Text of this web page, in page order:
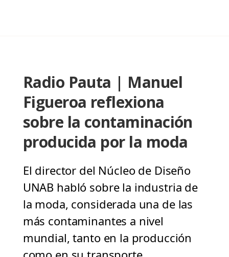
Radio Pauta | Manuel
Figueroa reflexiona
sobre la contaminación
producida por la moda
El director del Núcleo de Diseño
UNAB habló sobre la industria de
la moda, considerada una de las
más contaminantes a nivel
mundial, tanto en la producción